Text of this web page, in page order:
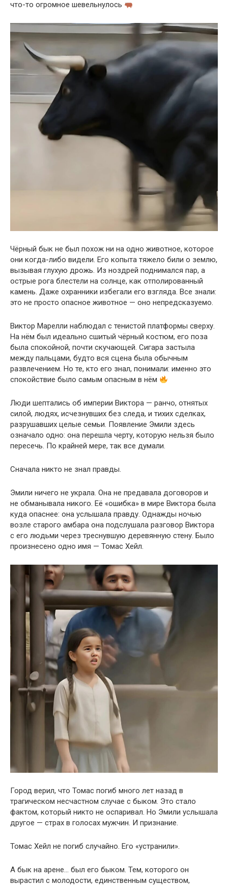
что-то огромное шевельнулось
Чёрный бык не был похож ни на одно животное, которое
они когда-либо видели. Его копыта тяжело били о землю,
вызывая глухую дрожь. Из ноздрей поднимался пар, а
острые рога блестели на солнце, как отполированный
камень. Даже охранники избегали его взгляда. Все знали:
это не просто опасное животное — оно непредсказуемо.
Виктор Марелли наблюдал с тенистой платформы сверху.
На нём был идеально сшитый чёрный костюм, его поза
была спокойной, почти скучающей. Сигара застыла
между пальцами, будто вся сцена была обычным
развлечением. Но те, кто его знал, понимали: именно это
спокойствие было самым опасным в нём
Люди шептались об империи Виктора — ранчо, отнятых
силой, людях, исчезнувших без следа, и тихих сделках,
разрушавших целые семьи. Появление Эмили здесь
означало одно: она перешла черту, которую нельзя было
пересечь. По крайней мере, так все думали.
Сначала никто не знал правды.
Эмили ничего не украла. Она не предавала договоров и
не обманывала никого. Её «ошибка» в мире Виктора была
куда опаснее: она услышала правду. Однажды ночью
возле старого амбара она подслушала разговор Виктора
с его людьми через треснувшую деревянную стену. Было
произнесено одно имя — Томас Хейл.
Город верил, что Томас погиб много лет назад в
трагическом несчастном случае с быком. Это стало
фактом, который никто не оспаривал. Но Эмили услышала
другое — страх в голосах мужчин. И признание.
Томас Хейл не погиб случайно. Его «устранили».
А бык на арене… был его быком. Тем, которого он
вырастил с молодости, единственным существом,